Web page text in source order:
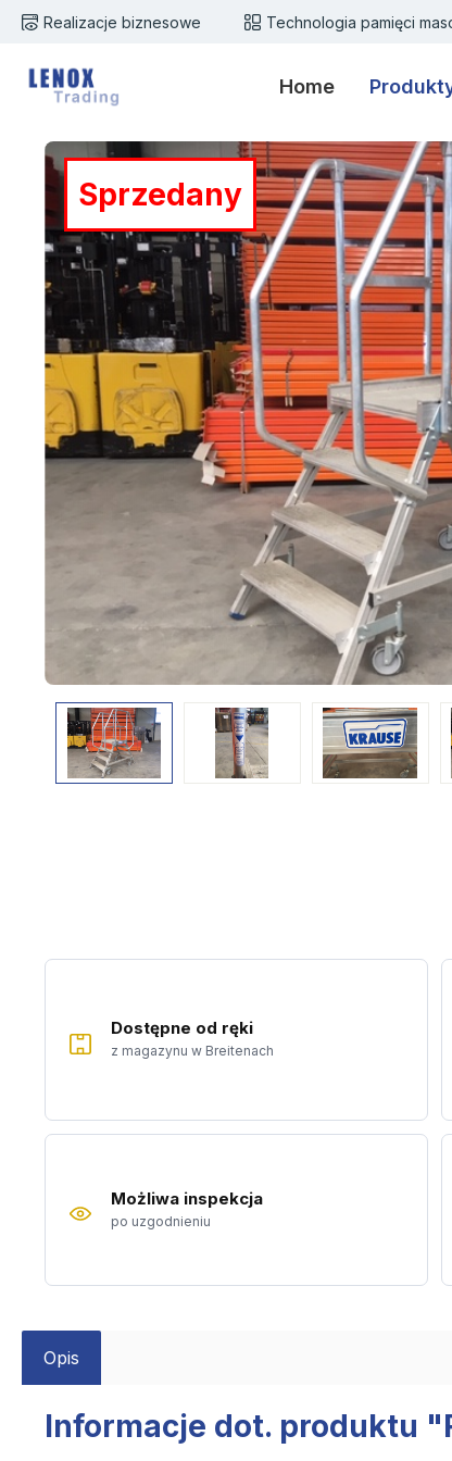
do głównej zawartości
Przejdź do wyszukiwania
Przejdź do głównej nawigacji
Realizacje biznesowe Technologia pamięci
Home
Sprzedany
Pomiń galerię zdjęć
Dostępne od ręki
z magazynu w Breitenach
Możliwa inspekcja
po uzgodnieniu
Opis
Informacje dot. produktu